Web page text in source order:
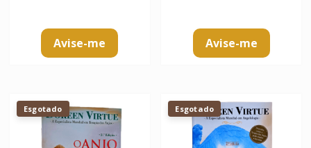
Avise-me Avise-me
Esgotado Esgotado